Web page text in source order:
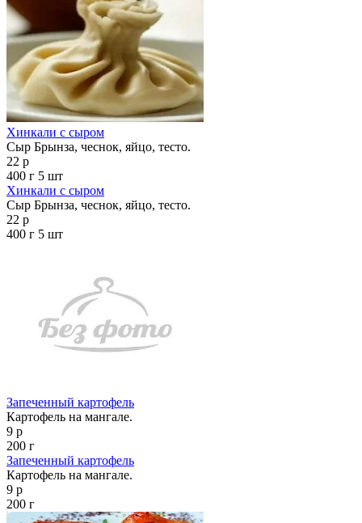
Хинкали с сыром
Сыр Брынза, чеснок, яйцо, тесто.
22 р
400 г 5 шт
Хинкали с сыром
Сыр Брынза, чеснок, яйцо, тесто.
22 р
400 г 5 шт
Запеченный картофель
Картофель на мангале.
9 р
200 г
Запеченный картофель
Картофель на мангале.
9 р
200 г